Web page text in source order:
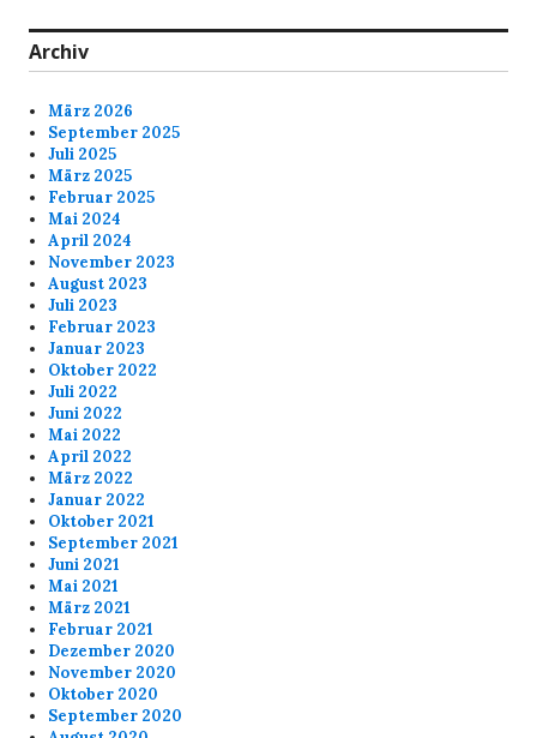
Archiv
März 2026
September 2025
Juli 2025
März 2025
Februar 2025
Mai 2024
April 2024
November 2023
August 2023
Juli 2023
Februar 2023
Januar 2023
Oktober 2022
Juli 2022
Juni 2022
Mai 2022
April 2022
März 2022
Januar 2022
Oktober 2021
September 2021
Juni 2021
Mai 2021
März 2021
Februar 2021
Dezember 2020
November 2020
Oktober 2020
September 2020